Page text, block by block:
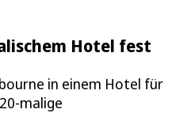
Hotel fest
in einem Hotel für
malige